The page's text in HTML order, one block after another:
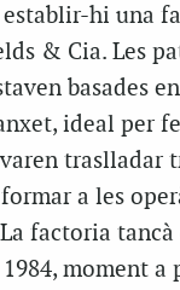
hi una
& Cia. Les
basades
ideal per
traslladar
a les
factoria tancà
1984, moment